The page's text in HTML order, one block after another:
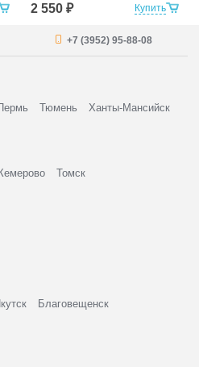
Купить
2 550 ₽
+7 (3952) 95-88-08
Тюмень Ханты-Мансийск
Кемерово Томск
Благовещенск